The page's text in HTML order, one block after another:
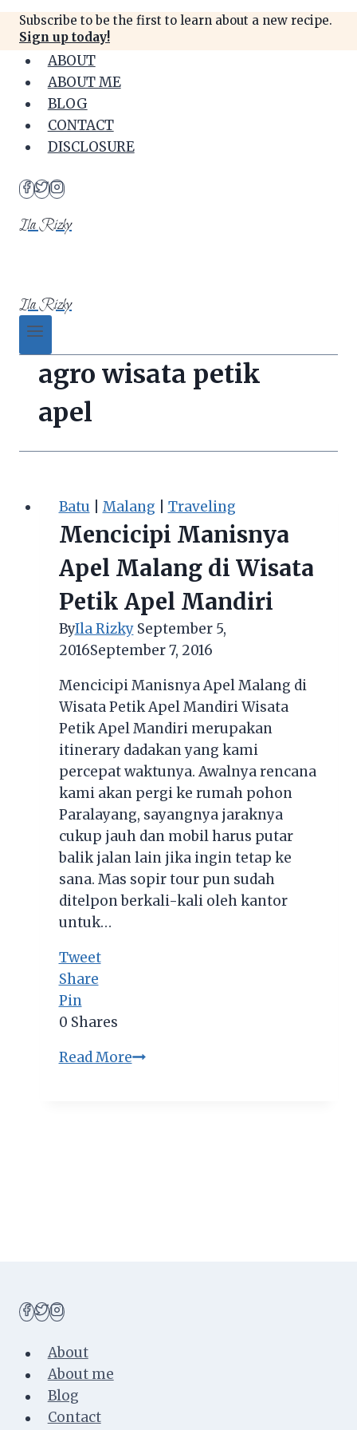
content
Subscribe to be the first to learn about a new recipe.
Sign up today!
ABOUT
ABOUT ME
BLOG
CONTACT
DISCLOSURE
Ila Rizky
Ila Rizky
agro wisata petik
apel
Batu Malang Traveling
Mencicipi Manisnya
Apel Malang di Wisata
Petik Apel Mandiri
ByIla Rizky September 5,
2016September 7, 2016
Mencicipi Manisnya Apel Malang di
Wisata Petik Apel Mandiri Wisata
Petik Apel Mandiri merupakan
itinerary dadakan yang kami
percepat waktunya. Awalnya rencana
kami akan pergi ke rumah pohon
Paralayang, sayangnya jaraknya
cukup jauh dan mobil harus putar
balik jalan lain jika ingin tetap ke
sana. Mas sopir tour pun sudah
ditelpon berkali-kali oleh kantor
untuk…
Tweet
Share
Pin
0 Shares
Read MoreMencicipi
About
About me
Blog
Contact